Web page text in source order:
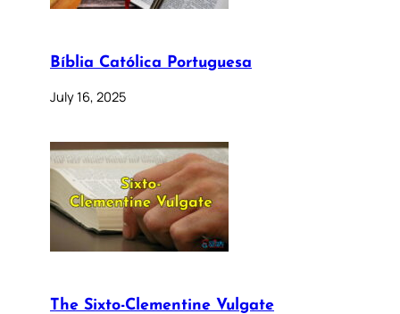
Bíblia Católica Portuguesa
July 16, 2025
The Sixto-Clementine Vulgate